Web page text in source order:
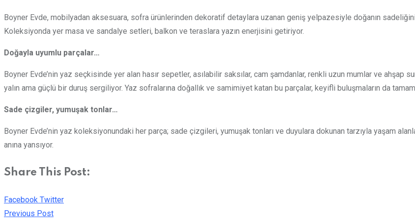
Boyner Evde, mobilyadan aksesuara, sofra ürünlerinden dekoratif detaylara uzanan geniş yelpazesiyle doğanın
Koleksiyonda yer masa ve sandalye setleri, balkon ve teraslara yazın enerjisini getiriyor.
Doğayla uyumlu parçalar…
Boyner Evde’nin yaz seçkisinde yer alan hasır sepetler, asılabilir saksılar, cam şamdanlar, renkli uzun mumlar ve ahşap
yalın ama güçlü bir duruş sergiliyor. Yaz sofralarına doğallık ve samimiyet katan bu parçalar, keyifli buluşmaların da
Sade çizgiler, yumuşak tonlar…
Boyner Evde’nin yaz koleksiyonundaki her parça; sade çizgileri, yumuşak tonları ve duyulara dokunan tarzıyla yaşam
anına yansıyor.
Share This Post:
Facebook TwitterLinkedIn
Whatsapp
Print
Share
Previous Post